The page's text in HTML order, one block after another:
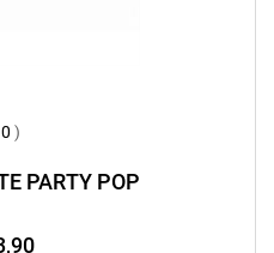
0 )
PARTY POP